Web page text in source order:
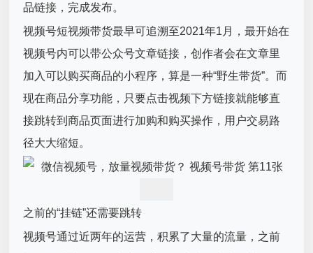
品链接，完成发布。
视频号短视频带货最早可追溯至2021年1月，最开始在
视频号内可以带公众号文章链接，创作者会在文章里
加入可以购买商品的小程序，算是一种“野生带货”。而
现在商品分享功能，只要点击视频下方链接就能够直
接跳转到商品页面进行加购和购买操作，用户交易路
径大大缩短。
之前的“挂链”还需要跳转
视频号通过近两年的运营，积累了大量的流量，之前